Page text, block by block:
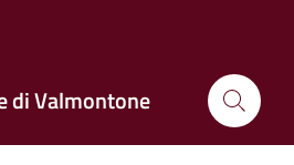
di Valmontone